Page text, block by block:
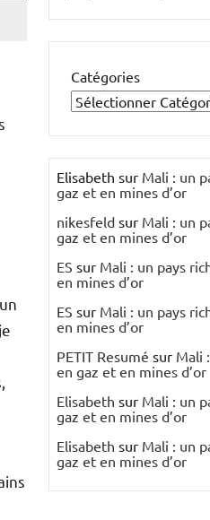
Catégories
Elisabeth sur Mali : un
gaz et en mines d’or
nikesfeld sur Mali : un
gaz et en mines d’or
ES sur Mali : un pays
en mines d’or
ES sur Mali : un pays
en mines d’or
PETIT Resumé sur Mali
en gaz et en mines d’or
Elisabeth sur Mali : un
gaz et en mines d’or
Elisabeth sur Mali : un
gaz et en mines d’or